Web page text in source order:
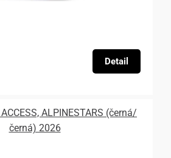
Detail
ALPINESTARS (černá/
černá) 2026